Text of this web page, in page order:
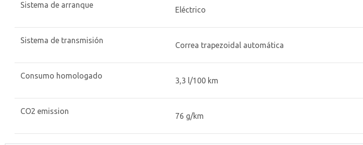
Sistema de arranque
Eléctrico
Sistema de transmisión
Correa trapezoidal automática
Consumo homologado
3,3 l/100 km
CO2 emission
76 g/km